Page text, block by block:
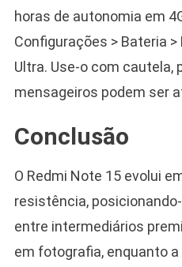
horas de autonomia em
Configurações > Bateria
Ultra. Use-o com cautela,
mensageiros podem ser
Conclusão
O Redmi Note 15 evolui
resistência,
entre intermediários
em fotografia, enquanto